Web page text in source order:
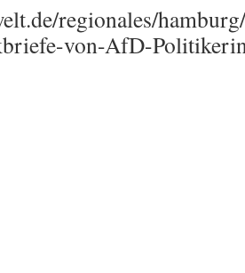
regionales/
von-AfD-